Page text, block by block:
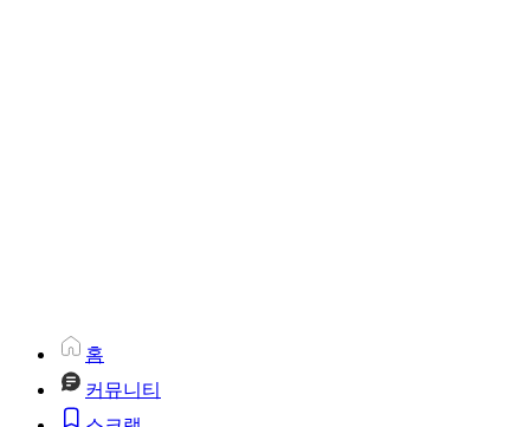
홈
커뮤니티